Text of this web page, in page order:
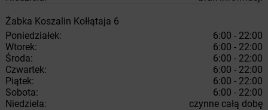
Żabka Koszalin Kołłątaja 6
Poniedziałek:
6:00 - 22:00
Wtorek:
6:00 - 22:00
Środa:
6:00 - 22:00
Czwartek:
6:00 - 22:00
Piątek:
6:00 - 22:00
Sobota:
6:00 - 22:00
Niedziela:
czynne całą dobę